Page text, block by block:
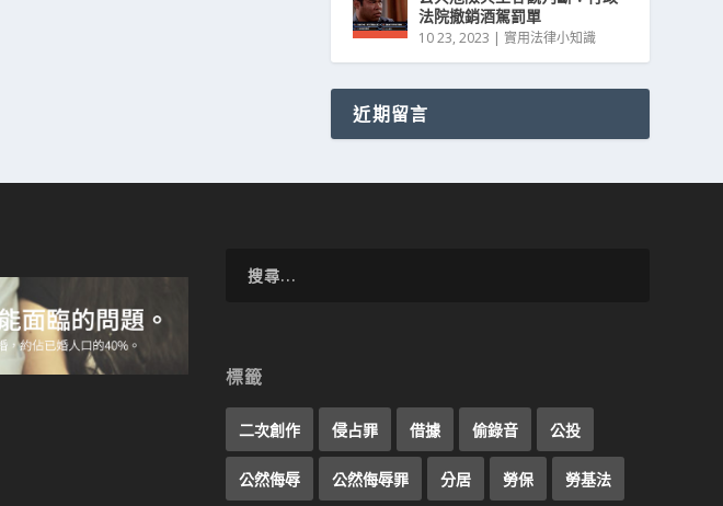
法院撤銷酒駕罰單
10 23, 2023 | 實用法律小知識
近期留言
標籤
二次創作 侵占罪 借據 偷錄音 公投
公然侮辱 公然侮辱罪 分居 勞保 勞基法